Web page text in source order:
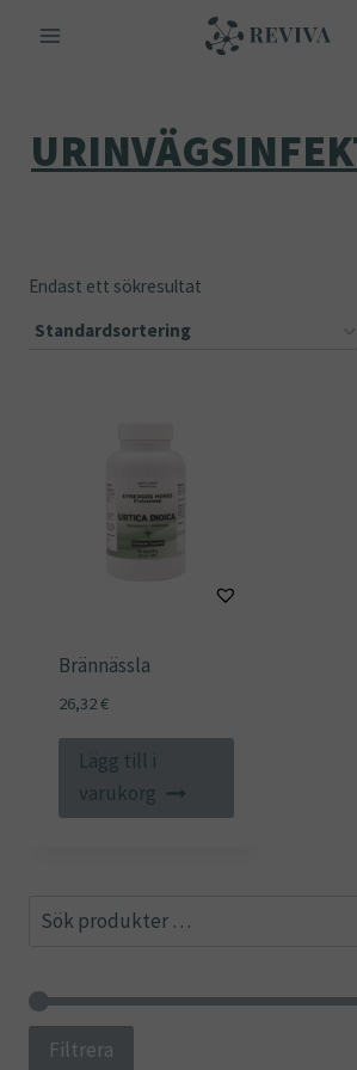
Endast ett sökresultat
Brännässla
26,32€
Lägg till i
varukorg
Sök
Filtrera